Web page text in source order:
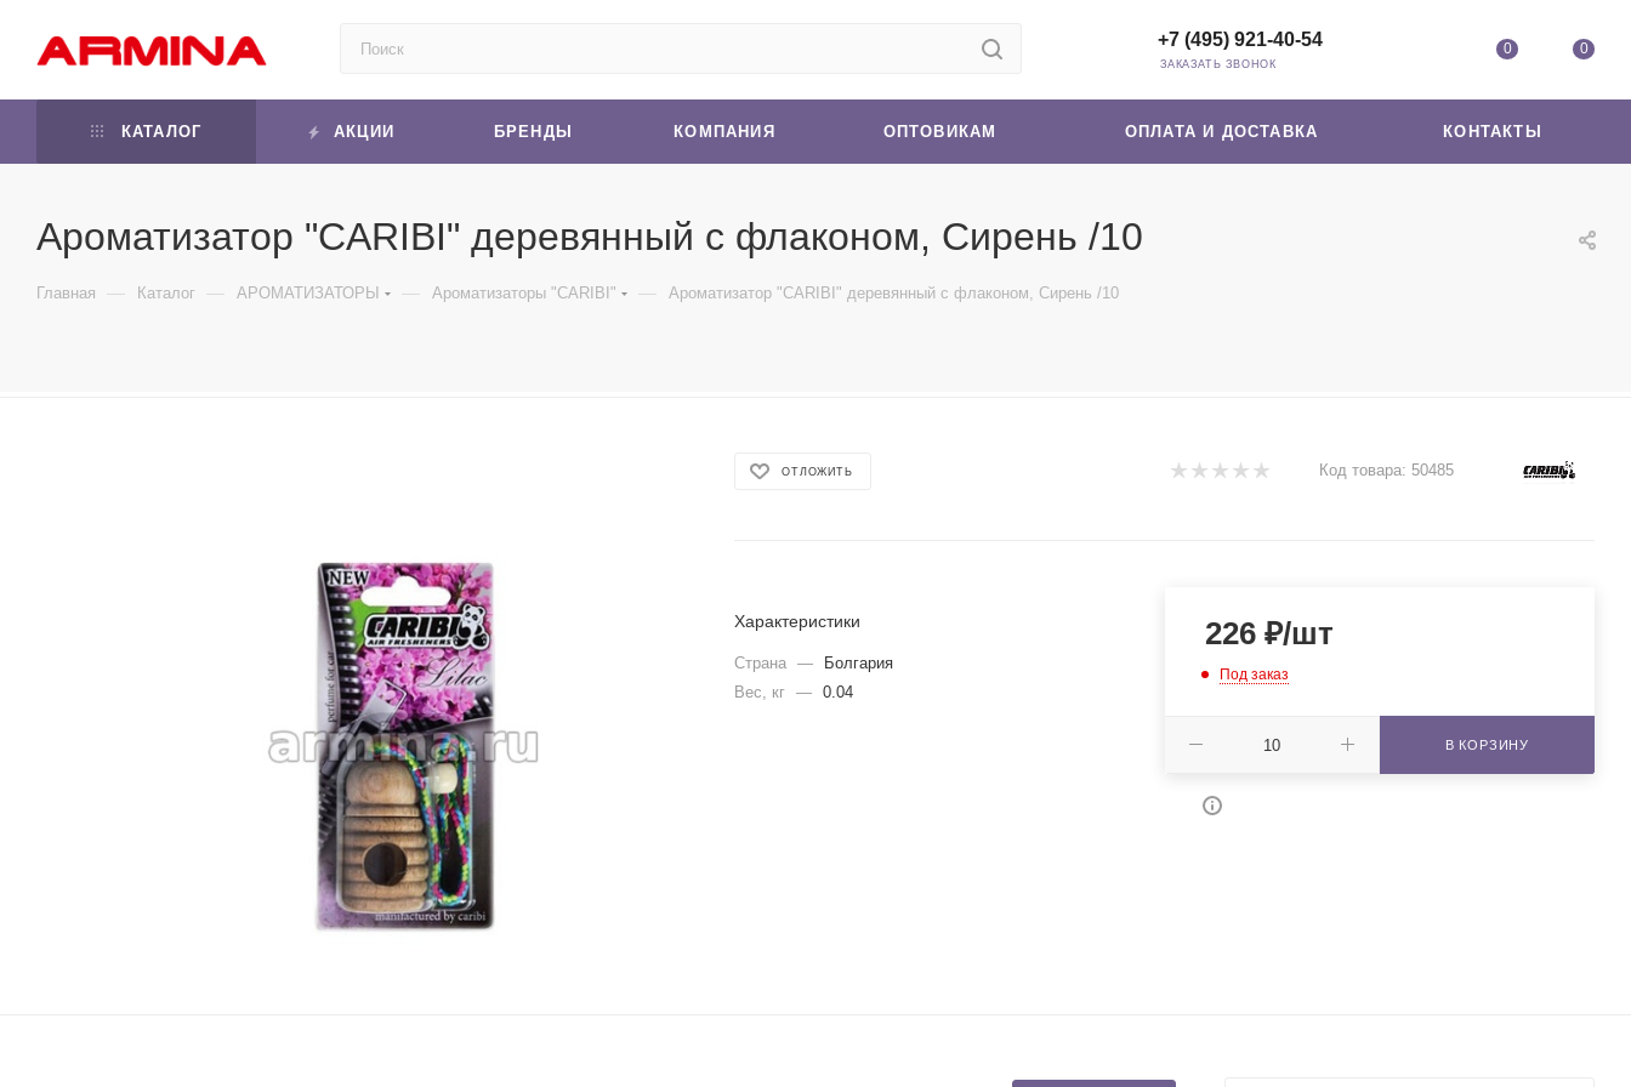
0 0
+7 (495) 921-40-54
ЗАКАЗАТЬ ЗВОНОК
КАТАЛОГ АКЦИИ БРЕНДЫ КОМПАНИЯ ОПТОВИКАМ ОПЛАТА И ДОСТАВКА КОНТАКТЫ
Ароматизатор "CARIBI" деревянный с флаконом, Сирень /10
Главная — Каталог — АРОМАТИЗАТОРЫ — Ароматизаторы "CARIBI" — Ароматизатор "CARIBI" деревянный с флаконом, Сирень /10
ОТЛОЖИТЬ Код товара: 50485
Характеристики
Страна —
Болгария
Вес, кг
— 0.04
226₽/шт
Под заказ
В КОРЗИНУ